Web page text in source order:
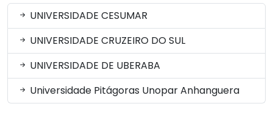
UNIVERSIDADE CESUMAR
UNIVERSIDADE CRUZEIRO DO SUL
UNIVERSIDADE DE UBERABA
Universidade Pitágoras Unopar Anhanguera